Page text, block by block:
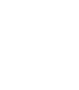
스 주 곳곳을 탐
거리에 있어 와